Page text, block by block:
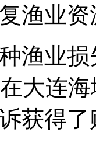
渔业
渔业
大连
获得了